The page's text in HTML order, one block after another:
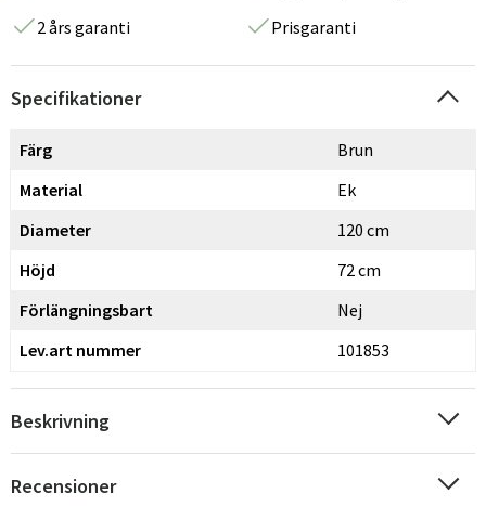
2 års garanti
Prisgaranti
Specifikationer
Färg
Brun
Material
Ek
Diameter
120 cm
Höjd
72 cm
Förlängningsbart
Nej
Lev.art nummer
101853
Beskrivning
Recensioner